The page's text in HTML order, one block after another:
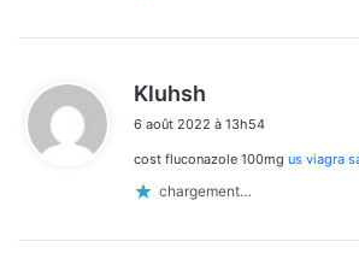
Kluhsh
t
6 août 2022 à 13h54
cost fluconazole 100mg us viagra
chargement…